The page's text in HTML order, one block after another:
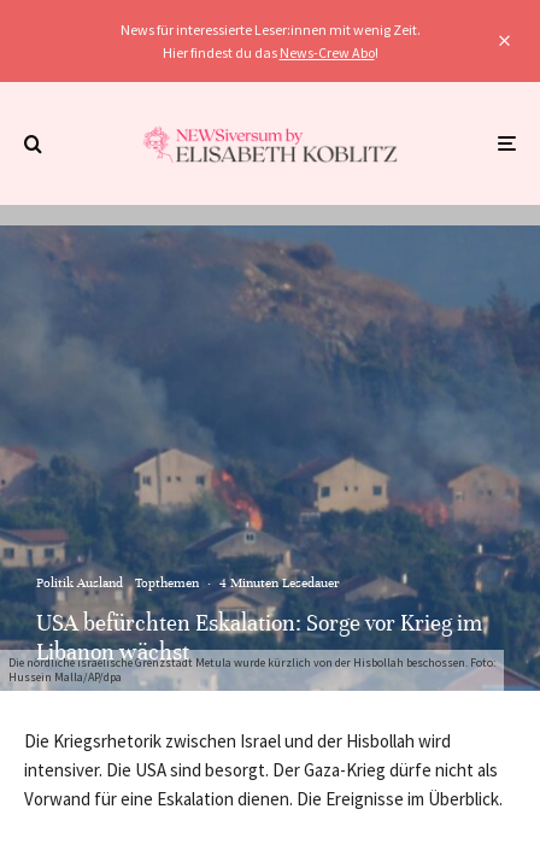
News für interessierte Leser:innen mit wenig Zeit.
Hier findest du das News-Crew Abo!
Die nördliche israelische Grenzstadt Metula wurde kürzlich von der Hisbollah beschossen. Foto:
Hussein Malla/AP/dpa
Politik Ausland Topthemen · 4 Minuten Lesedauer
USA befürchten Eskalation: Sorge vor Krieg im
Libanon wächst
Die Kriegsrhetorik zwischen Israel und der Hisbollah wird
intensiver. Die USA sind besorgt. Der Gaza-Krieg dürfe nicht als
Vorwand für eine Eskalation dienen. Die Ereignisse im Überblick.